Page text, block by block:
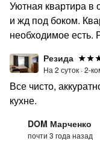
Уютная квартира в
и жд под боком.
необходимое
Резида
На 2 суток ·2-
Все чисто,
кухне.
DOM Марченко
почти 3 года назад